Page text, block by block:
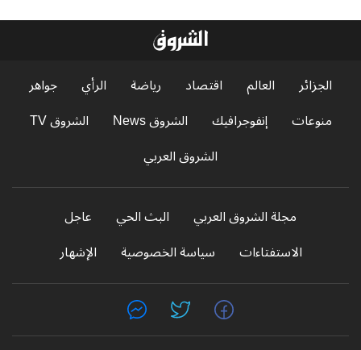
الجزائر العالم اقتصاد رياضة الرأي
جواهر
منوعات
إنفوجرافيك الشروق News
الشروق TV
الشروق العربي
مجلة الشروق العربي البث الحي
عاجل
الاستفتاءات
سياسة الخصوصية الإشهار